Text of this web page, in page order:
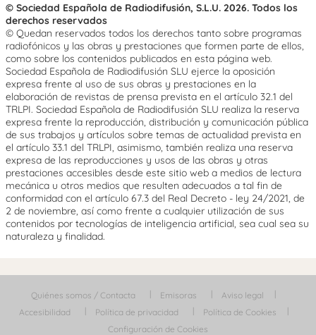
© Sociedad Española de Radiodifusión, S.L.U. 2026. Todos los
derechos reservados
© Quedan reservados todos los derechos tanto sobre programas
radiofónicos y las obras y prestaciones que formen parte de ellos,
como sobre los contenidos publicados en esta página web.
Sociedad Española de Radiodifusión SLU ejerce la oposición
expresa frente al uso de sus obras y prestaciones en la
elaboración de revistas de prensa prevista en el artículo 32.1 del
TRLPI. Sociedad Española de Radiodifusión SLU realiza la reserva
expresa frente la reproducción, distribución y comunicación pública
de sus trabajos y artículos sobre temas de actualidad prevista en
el artículo 33.1 del TRLPI, asimismo, también realiza una reserva
expresa de las reproducciones y usos de las obras y otras
prestaciones accesibles desde este sitio web a medios de lectura
mecánica u otros medios que resulten adecuados a tal fin de
conformidad con el artículo 67.3 del Real Decreto - ley 24/2021, de
2 de noviembre, así como frente a cualquier utilización de sus
contenidos por tecnologías de inteligencia artificial, sea cual sea su
naturaleza y finalidad.
Quiénes somos / Contacta Emisoras
Aviso legal
Accesibilidad
Política de privacidad
Política de Cookies
Configuración de Cookies